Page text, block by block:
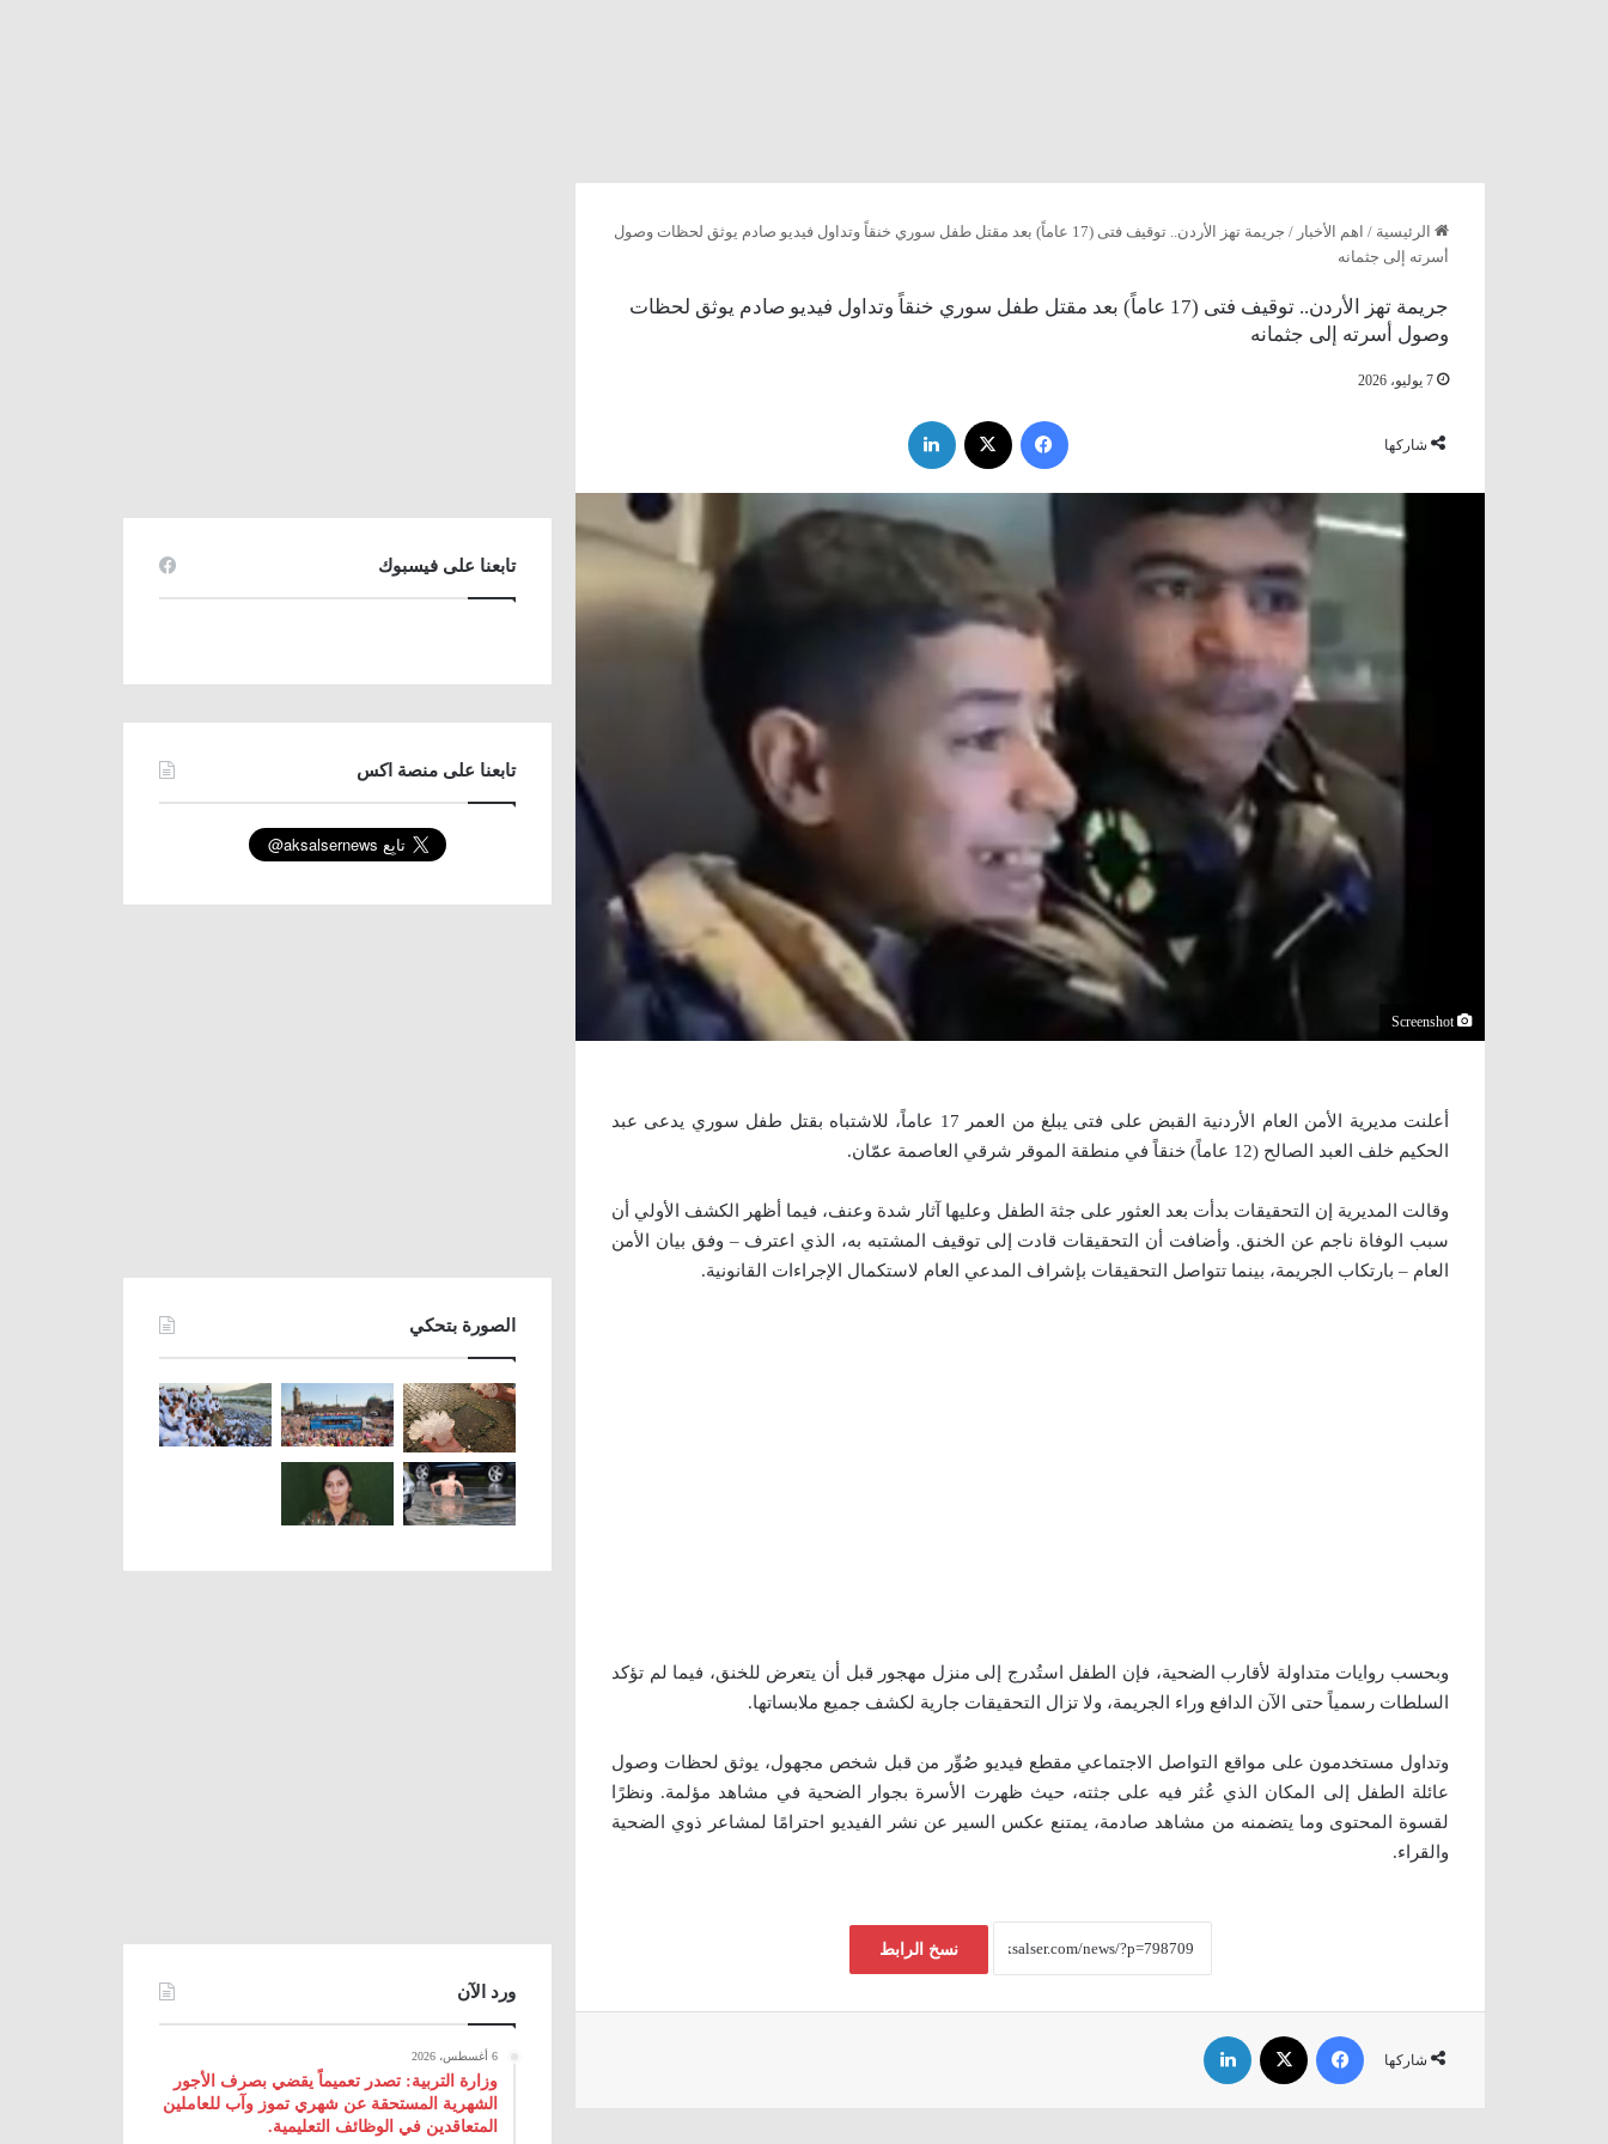
الرئيسية / اهم الأخبار /
جريمة تهز الأردن.. توقيف فتى (17 عاماً) بعد مقتل طفل سوري خنقاً وتداول فيديو صادم يوثق لحظات وصول
أسرته إلى جثمانه
جريمة تهز الأردن.. توقيف فتى (17 عاماً) بعد مقتل طفل سوري خنقاً وتداول فيديو صادم يوثق لحظات
وصول أسرته إلى جثمانه
7 يوليو، 2026
شاركها
فيسبوك
Screenshot
أعلنت مديرية الأمن العام الأردنية القبض على فتى يبلغ من العمر 17 عاماً، للاشتباه بقتل طفل سوري يدعى عبد
الحكيم خلف العبد الصالح (12 عاماً) خنقاً في منطقة الموقر شرقي العاصمة عمّان.
وقالت المديرية إن التحقيقات بدأت بعد العثور على جثة الطفل وعليها آثار شدة وعنف، فيما أظهر الكشف الأولي أن
سبب الوفاة ناجم عن الخنق. وأضافت أن التحقيقات قادت إلى توقيف المشتبه به، الذي اعترف – وفق بيان الأمن
العام – بارتكاب الجريمة، بينما تتواصل التحقيقات بإشراف المدعي العام لاستكمال الإجراءات القانونية.
وبحسب روايات متداولة لأقارب الضحية، فإن الطفل استُدرج إلى منزل مهجور قبل أن يتعرض للخنق، فيما لم تؤكد
السلطات رسمياً حتى الآن الدافع وراء الجريمة، ولا تزال التحقيقات جارية لكشف جميع ملابساتها.
وتداول مستخدمون على مواقع التواصل الاجتماعي مقطع فيديو صُوِّر من قبل شخص مجهول، يوثق لحظات وصول
عائلة الطفل إلى المكان الذي عُثر فيه على جثته، حيث ظهرت الأسرة بجوار الضحية في مشاهد مؤلمة. ونظرًا
لقسوة المحتوى وما يتضمنه من مشاهد صادمة، يمتنع عكس السير عن نشر الفيديو احترامًا لمشاعر ذوي الضحية
والقراء.
نسخ الرابط
شاركها
فيسبوك
تابعنا على فيسبوك
تابعنا على منصة اكس
الصورة بتحكي
ورد الآن
6 أغسطس، 2026
وزارة التربية: تصدر تعميماً يقضي بصرف الأجور
الشهرية المستحقة عن شهري تموز وآب للعاملين
المتعاقدين في الوظائف التعليمية.